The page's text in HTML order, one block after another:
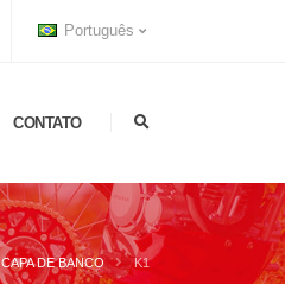
Português
CONTATO
CAPA DE BANCO K1